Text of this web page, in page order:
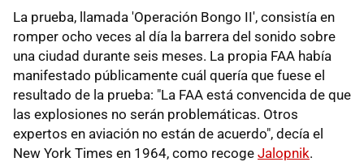
La prueba, llamada 'Operación Bongo II', consistía en
romper ocho veces al día la barrera del sonido sobre
una ciudad durante seis meses. La propia FAA había
manifestado públicamente cuál quería que fuese el
resultado de la prueba: "La FAA está convencida de que
las explosiones no serán problemáticas. Otros
expertos en aviación no están de acuerdo", decía el
New York Times en 1964, como recoge Jalopnik.